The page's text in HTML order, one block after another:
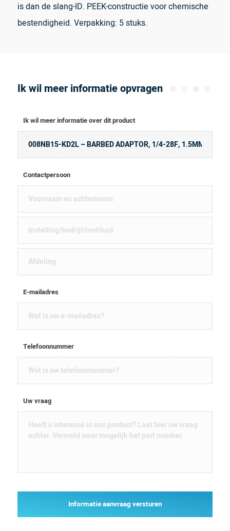
is dan de slang-ID. PEEK-constructie voor chemische
bestendigheid. Verpakking: 5 stuks.
Ik wil meer informatie opvragen
Ik wil meer informatie over dit product
Contactpersoon
E-mailadres
Telefoonnummer
Uw vraag
Informatie aanvraag versturen